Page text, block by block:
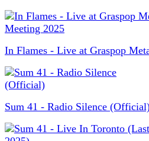
In Flames - Live at Graspop
Sum 41 - Radio Silence